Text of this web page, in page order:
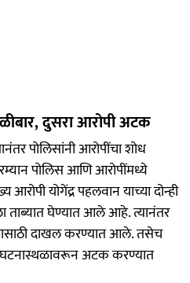
दुसरा आरोपी अटक
पोलिसांनी आरोपींचा शोध
पोलिस आणि आरोपींमध्ये
योगेंद्र पहलवान याच्या दोन्ही
ताब्यात घेण्यात आले आहे. त्यानंतर
दाखल करण्यात आले. तसेच
अटक करण्यात